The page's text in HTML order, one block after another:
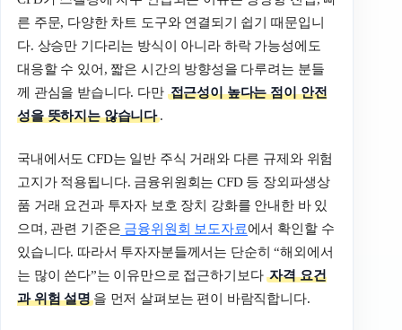
른 주문, 다양한 차트 도구와 연결되기 쉽기 때문입니
다. 상승만 기다리는 방식이 아니라 하락 가능성에도
대응할 수 있어, 짧은 시간의 방향성을 다루려는 분들
께 관심을 받습니다. 다만 접근성이 높다는 점이 안전
성을 뜻하지는 않습니다 .
국내에서도 CFD는 일반 주식 거래와 다른 규제와 위험
고지가 적용됩니다. 금융위원회는 CFD 등 장외파생상
품 거래 요건과 투자자 보호 장치 강화를 안내한 바 있
으며, 관련 기준은 금융위원회 보도자료에서 확인할 수
있습니다. 따라서 투자자분들께서는 단순히 “해외에서
는 많이 쓴다”는 이유만으로 접근하기보다자격 요건
과 위험 설명을 먼저 살펴보는 편이 바람직합니다.